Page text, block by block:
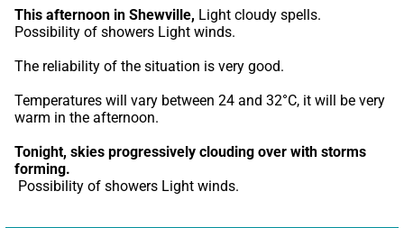
This afternoon in Shewville, Light cloudy spells.
Possibility of showers Light winds.
The reliability of the situation is very good.
Temperatures will vary between 24 and 32°C, it will be very
warm in the afternoon.
Tonight, skies progressively clouding over with storms
forming.
Possibility of showers Light winds.